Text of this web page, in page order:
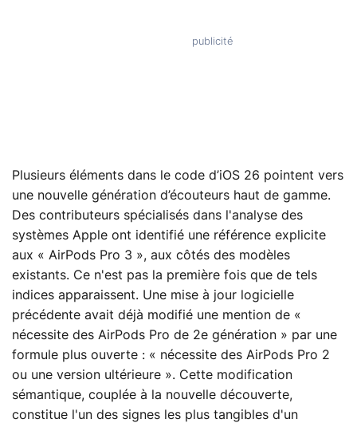
Plusieurs éléments dans le code d’iOS 26 pointent vers
une nouvelle génération d’écouteurs haut de gamme.
Des contributeurs spécialisés dans l'analyse des
systèmes Apple ont identifié une référence explicite
aux « AirPods Pro 3 », aux côtés des modèles
existants. Ce n'est pas la première fois que de tels
indices apparaissent. Une mise à jour logicielle
précédente avait déjà modifié une mention de «
nécessite des AirPods Pro de 2e génération » par une
formule plus ouverte : « nécessite des AirPods Pro 2
ou une version ultérieure ». Cette modification
sémantique, couplée à la nouvelle découverte,
constitue l'un des signes les plus tangibles d'un